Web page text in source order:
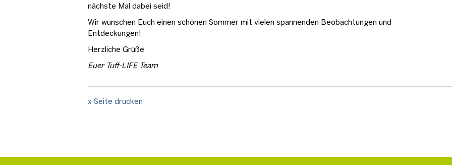
nächste Mal dabei seid!
Wir wünschen Euch einen schönen Sommer mit vielen spannenden Beobachtungen und
Entdeckungen!
Herzliche Grüße
Euer Tuff-LIFE Team
» Seite drucken